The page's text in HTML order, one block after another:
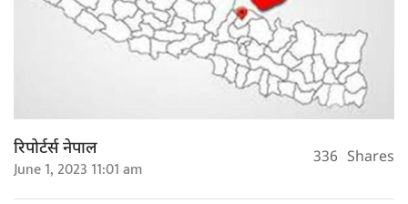
रिपोर्टर्स नेपाल
June 1, 2023 11:01 am 336 Shares